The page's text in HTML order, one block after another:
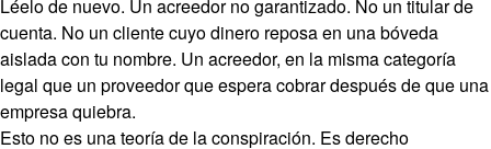
Léelo de nuevo. Un acreedor no garantizado. No un titular de
cuenta. No un cliente cuyo dinero reposa en una bóveda
aislada con tu nombre. Un acreedor, en la misma categoría
legal que un proveedor que espera cobrar después de que una
empresa quiebra.
Esto no es una teoría de la conspiración. Es derecho